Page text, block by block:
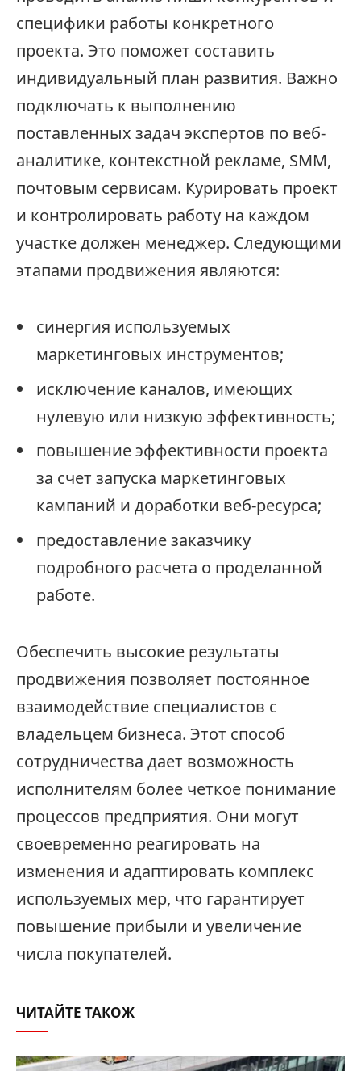
специфики работы конкретного
проекта. Это поможет составить
индивидуальный план развития. Важно
подключать к выполнению
поставленных задач экспертов по веб-
аналитике, контекстной рекламе, SMM,
почтовым сервисам. Курировать проект
и контролировать работу на каждом
участке должен менеджер. Следующими
этапами продвижения являются:
синергия используемых
маркетинговых инструментов;
исключение каналов, имеющих
нулевую или низкую эффективность;
повышение эффективности проекта
за счет запуска маркетинговых
кампаний и доработки веб-ресурса;
предоставление заказчику
подробного расчета о проделанной
работе.
Обеспечить высокие результаты
продвижения позволяет постоянное
взаимодействие специалистов с
владельцем бизнеса. Этот способ
сотрудничества дает возможность
исполнителям более четкое понимание
процессов предприятия. Они могут
своевременно реагировать на
изменения и адаптировать комплекс
используемых мер, что гарантирует
повышение прибыли и увеличение
числа покупателей.
ЧИТАЙТЕ ТАКОЖ